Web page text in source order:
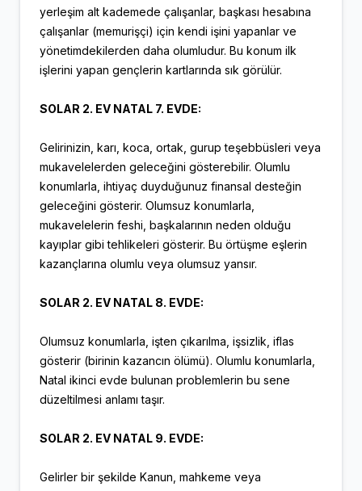
yerleşim alt kademede çalışanlar, başkası hesabına
çalışanlar (memurişçi) için kendi işini yapanlar ve
yönetimdekilerden daha olumludur. Bu konum ilk
işlerini yapan gençlerin kartlarında sık görülür.
SOLAR 2. EV NATAL 7. EVDE:
Gelirinizin, karı, koca, ortak, gurup teşebbüsleri veya
mukavelelerden geleceğini gösterebilir. Olumlu
konumlarla, ihtiyaç duyduğunuz finansal desteğin
geleceğini gösterir. Olumsuz konumlarla,
mukavelelerin feshi, başkalarının neden olduğu
kayıplar gibi tehlikeleri gösterir. Bu örtüşme eşlerin
kazançlarına olumlu veya olumsuz yansır.
SOLAR 2. EV NATAL 8. EVDE:
Olumsuz konumlarla, işten çıkarılma, işsizlik, iflas
gösterir (birinin kazancın ölümü). Olumlu konumlarla,
Natal ikinci evde bulunan problemlerin bu sene
düzeltilmesi anlamı taşır.
SOLAR 2. EV NATAL 9. EVDE:
Gelirler bir şekilde Kanun, mahkeme veya